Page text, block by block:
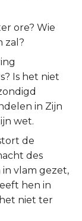
ore? Wie
zal?
Is het niet
in Zijn
wet.
de
des
vlam gezet,
hen in
niet ter